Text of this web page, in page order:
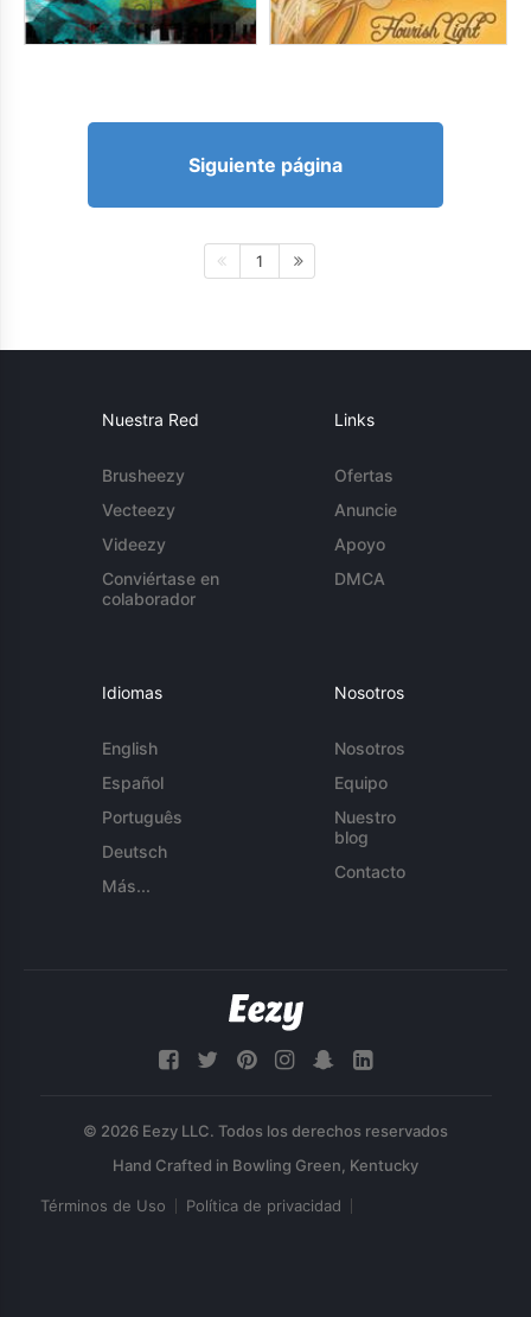
Siguiente página
1
Nuestra Red
Brusheezy
Vecteezy
Videezy
Conviértase en
colaborador
Links
Ofertas
Anuncie
Apoyo
DMCA
Idiomas
English
Español
Português
Deutsch
Más...
Nosotros
Nosotros
Equipo
Nuestro
blog
Contacto
© 2026 Eezy LLC. Todos los derechos reservados
Términos de Uso Política de privacidad